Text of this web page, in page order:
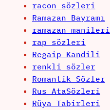
racon sözleri
Ramazan Bayramı
ramazan manileri
rap sözleri
Regaip Kandili
renkli sözler
Romantik Sözler
Rus AtaSözleri
Rüya Tabirleri